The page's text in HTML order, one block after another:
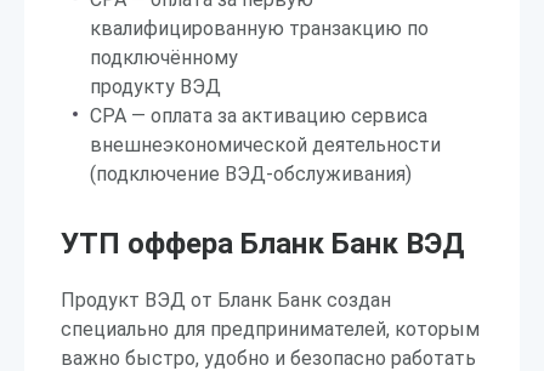
квалифицированную транзакцию по
подключённому
продукту ВЭД
CPA — оплата за активацию сервиса
внешнеэкономической деятельности
(подключение ВЭД-обслуживания)
УТП оффера Бланк Банк ВЭД
Продукт ВЭД от Бланк Банк создан
специально для предпринимателей, которым
важно быстро, удобно и безопасно работать